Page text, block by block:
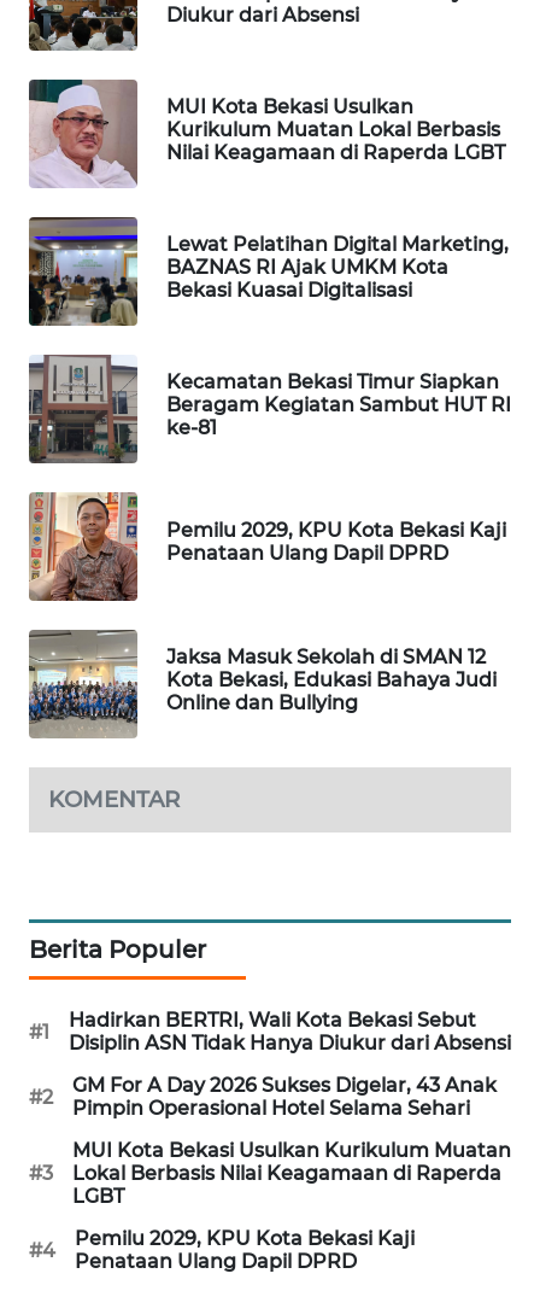
Diukur dari Absensi
MUI Kota Bekasi Usulkan
Kurikulum Muatan Lokal Berbasis
Nilai Keagamaan di Raperda LGBT
Lewat Pelatihan Digital Marketing,
BAZNAS RI Ajak UMKM Kota
Bekasi Kuasai Digitalisasi
Kecamatan Bekasi Timur Siapkan
Beragam Kegiatan Sambut HUT RI
ke-81
Pemilu 2029, KPU Kota Bekasi Kaji
Penataan Ulang Dapil DPRD
Jaksa Masuk Sekolah di SMAN 12
Kota Bekasi, Edukasi Bahaya Judi
Online dan Bullying
KOMENTAR
Berita Populer
#1
Hadirkan BERTRI, Wali Kota Bekasi Sebut
Disiplin ASN Tidak Hanya Diukur dari Absensi
#2
GM For A Day 2026 Sukses Digelar, 43 Anak
Pimpin Operasional Hotel Selama Sehari
#3
MUI Kota Bekasi Usulkan Kurikulum Muatan
Lokal Berbasis Nilai Keagamaan di Raperda
LGBT
#4
Pemilu 2029, KPU Kota Bekasi Kaji
Penataan Ulang Dapil DPRD
NEWS
AKHLAK
ID
PERAPKI
SONYA
ASA
NEWS